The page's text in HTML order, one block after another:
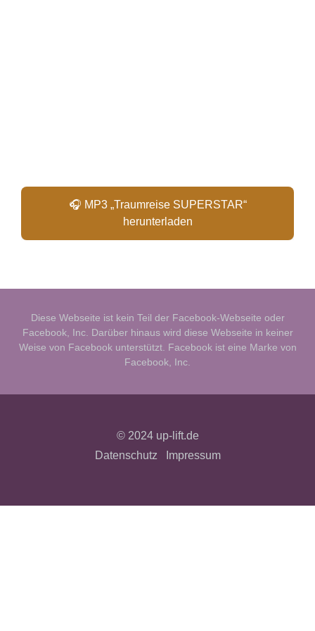
🎧 MP3 „Traumreise SUPERSTAR“
herunterladen
Diese Webseite ist kein Teil der Facebook-Webseite oder
Facebook, Inc. Darüber hinaus wird diese Webseite in keiner
Weise von Facebook unterstützt. Facebook ist eine Marke von
Facebook, Inc.
© 2024 up-lift.de
Datenschutz
Impressum